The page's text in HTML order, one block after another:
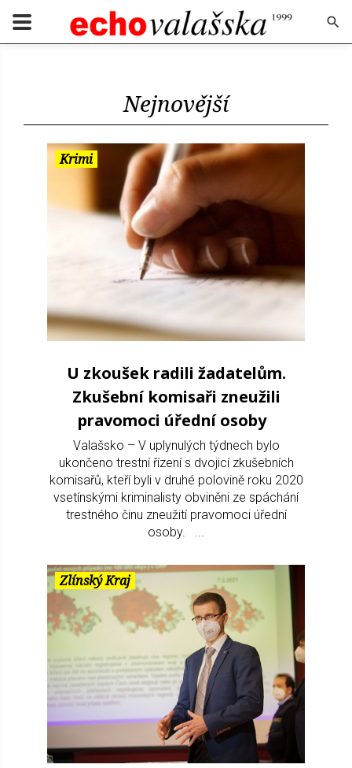
Nejnovější
Krimi
U zkoušek radili žadatelům.
Zkušební komisaři zneužili
pravomoci úřední osoby
Valašsko – V uplynulých týdnech bylo
ukončeno trestní řízení s dvojicí zkušebních
komisařů, kteří byli v druhé polovině roku 2020
vsetínskými kriminalisty obviněni ze spáchání
trestného činu zneužití pravomoci úřední
osoby. ...
Zlínský Kraj